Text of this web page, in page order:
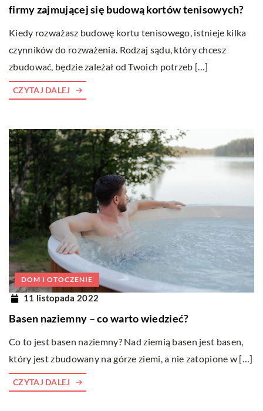
firmy zajmującej się budową kortów tenisowych?
Kiedy rozważasz budowę kortu tenisowego, istnieje kilka
czynników do rozważenia. Rodzaj sądu, który chcesz
zbudować, będzie zależał od Twoich potrzeb […]
CZYTAJ DALEJ
DOM I OTOCZENIE
11 listopada 2022
Basen naziemny – co warto wiedzieć?
Co to jest basen naziemny? Nad ziemią basen jest basen,
który jest zbudowany na górze ziemi, a nie zatopione w […]
CZYTAJ DALEJ